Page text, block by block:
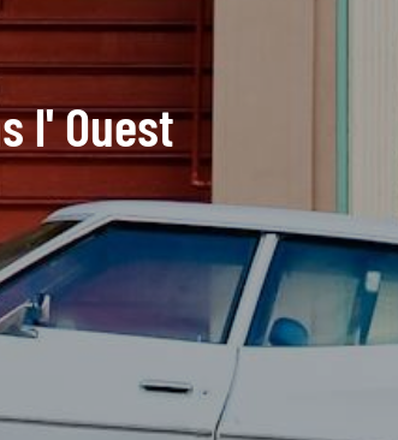
l' Ouest